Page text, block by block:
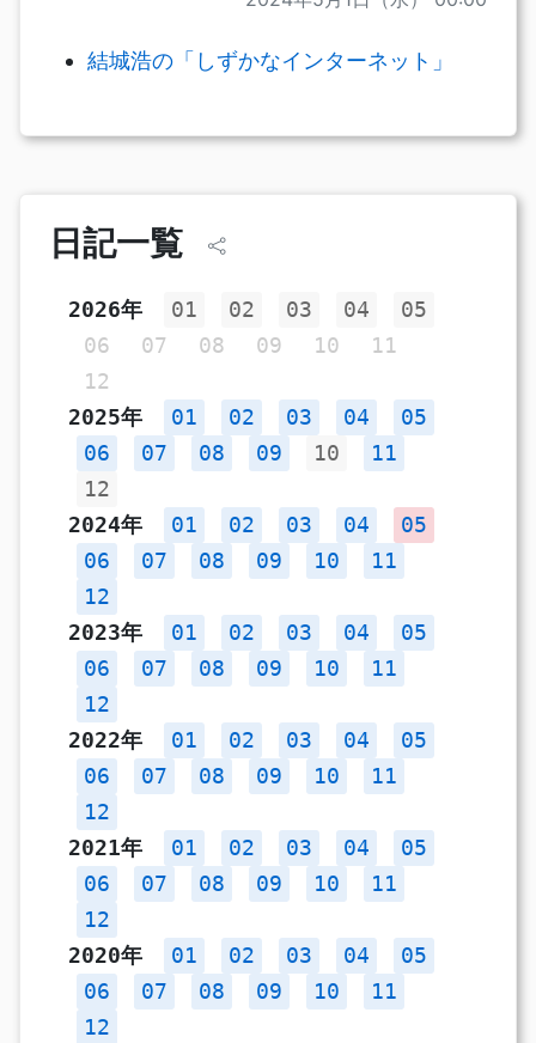
結城浩の「しずかなインターネット」
日記一覧
2026年 01 02 03 04
05
06
07 08 09 10
11
12
2025年
01 02 03 04
05
06
07 08 09 10
11
12
2024年
01 02 03 04
05
06
07 08 09 10
11
12
2023年
01 02 03 04
05
06
07 08 09 10
11
12
2022年
01 02 03 04
05
06
07 08 09 10
11
12
2021年
01 02 03 04
05
06
07 08 09 10
11
12
2020年
01 02 03 04
05
06
07 08 09 10
11
12